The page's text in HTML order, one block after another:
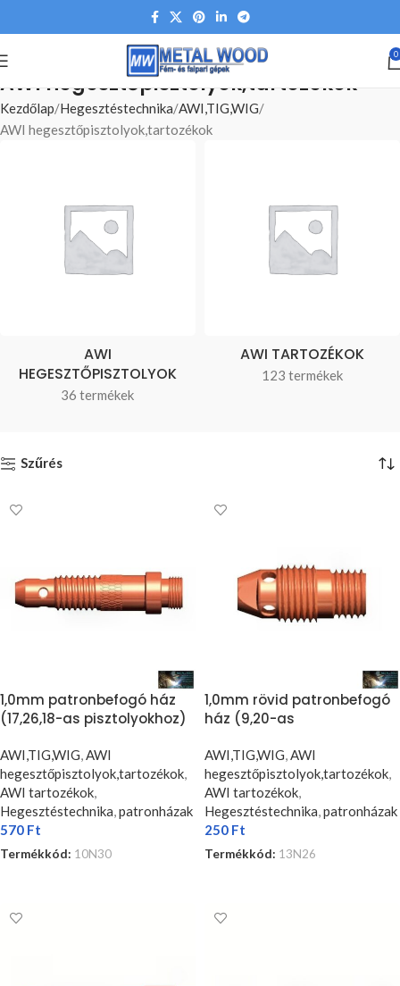
0
AWI hegesztőpisztolyok,tartozékok
Kezdőlap Hegesztéstechnika AWI,TIG,WIG
AWI hegesztőpisztolyok,tartozékok
AWI
HEGESZTŐPISZTOLYOK
36 termékek
AWI TARTOZÉKOK
123 termékek
Szűrés
1,0mm patronbefogó ház
(17,26,18-as pisztolyokhoz)
AWI,TIG,WIG,AWI
hegesztőpisztolyok,tartozékok,
AWI tartozékok,
Hegesztéstechnika,patronházak
570 Ft
Termékkód: 10N30
1,0mm rövid patronbefogó
ház (9,20-as
AWI,TIG,WIG,AWI
hegesztőpisztolyok,tartozékok,
AWI tartozékok,
Hegesztéstechnika,patronházak
250 Ft
Termékkód: 13N26